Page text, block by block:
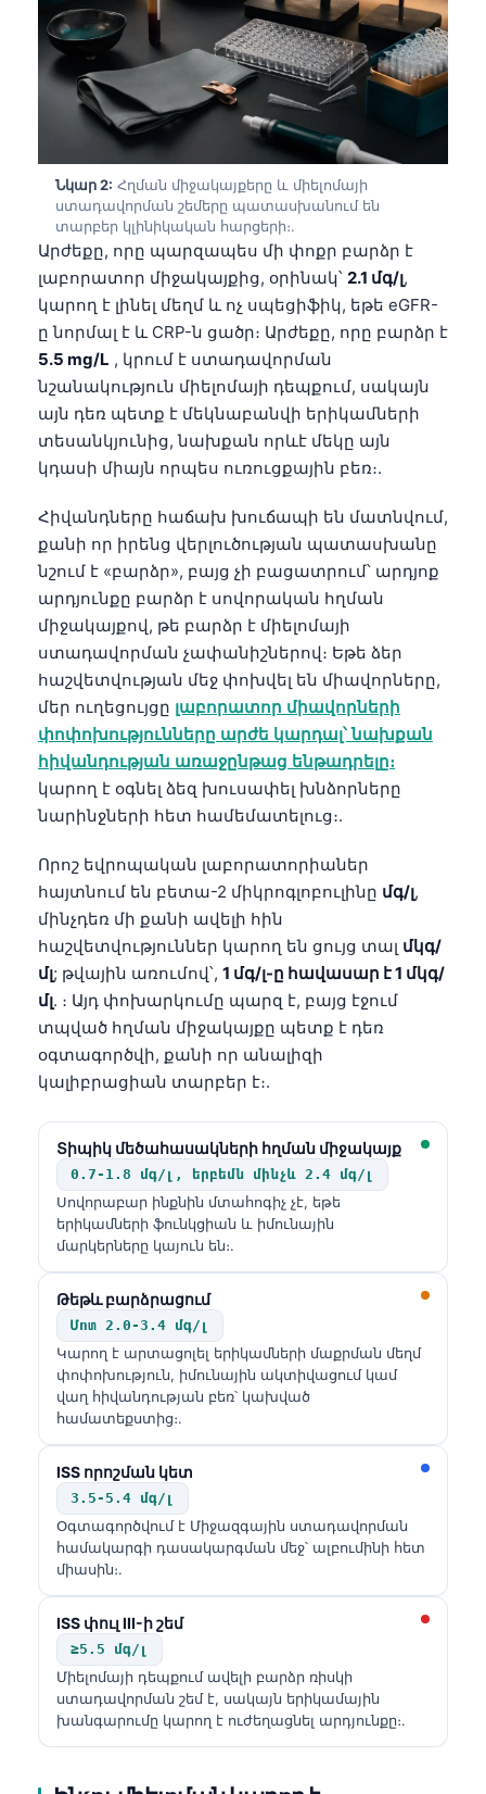
Նկար 2: Հղման միջակայքերը և միելոմայի
ստադավորման շեմերը պատասխանում են
տարբեր կլինիկական հարցերի։.
Արժեքը, որը պարզապես մի փոքր բարձր է
լաբորատոր միջակայքից, օրինակ՝ 2.1 մգ/լ,
կարող է լինել մեղմ և ոչ սպեցիֆիկ, եթե eGFR-
ը նորմալ է և CRP-ն ցածր։ Արժեքը, որը բարձր է
5.5 mg/L , կրում է ստադավորման
նշանակություն միելոմայի դեպքում, սակայն
այն դեռ պետք է մեկնաբանվի երիկամների
տեսանկյունից, նախքան որևէ մեկը այն
կդասի միայն որպես ուռուցքային բեռ։.
Հիվանդները հաճախ խուճապի են մատնվում,
քանի որ իրենց վերլուծության պատասխանը
նշում է «բարձր», բայց չի բացատրում՝ արդյոք
արդյունքը բարձր է սովորական հղման
միջակայքով, թե բարձր է միելոմայի
ստադավորման չափանիշներով։ Եթե ձեր
հաշվետվության մեջ փոխվել են միավորները,
մեր ուղեցույցը լաբորատոր միավորների
փոփոխությունները արժե կարդալ՝ նախքան
հիվանդության առաջընթաց ենթադրելը։
կարող է օգնել ձեզ խուսափել խնձորները
նարինջների հետ համեմատելուց։.
Որոշ եվրոպական լաբորատորիաներ
հայտնում են բետա-2 միկրոգլոբուլինը մգ/լ,
մինչդեռ մի քանի ավելի հին
հաշվետվություններ կարող են ցույց տալ մկգ/
մլ; թվային առումով՝, 1 մգ/լ-ը հավասար է 1 մկգ/
մլ. ։ Այդ փոխարկումը պարզ է, բայց էջում
տպված հղման միջակայքը պետք է դեռ
օգտագործվի, քանի որ անալիզի
կալիբրացիան տարբեր է։.
Տիպիկ մեծահասակների հղման միջակայք
0.7-1.8 մգ/լ, երբեմն մինչև 2.4 մգ/լ
Սովորաբար ինքնին մտահոգիչ չէ, եթե
երիկամների ֆունկցիան և իմունային
մարկերները կայուն են։.
Թեթև բարձրացում
Մոտ 2.0-3.4 մգ/լ
Կարող է արտացոլել երիկամների մաքրման մեղմ
փոփոխություն, իմունային ակտիվացում կամ
վաղ հիվանդության բեռ՝ կախված
համատեքստից։.
ISS որոշման կետ
3.5-5.4 մգ/լ
Օգտագործվում է Միջազգային ստադավորման
համակարգի դասակարգման մեջ՝ ալբումինի հետ
միասին։.
ISS փուլ III-ի շեմ
≥5.5 մգ/լ
Միելոմայի դեպքում ավելի բարձր ռիսկի
ստադավորման շեմ է, սակայն երիկամային
խանգարումը կարող է ուժեղացնել արդյունքը։.